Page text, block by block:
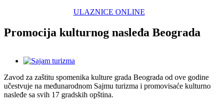
ULAZNICE ONLINE
Promocija kulturnog nasleđa Beograda
View
Image
Zavod za zaštitu spomenika kulture grada Beograda od ove godine
učestvuje na međunarodnom Sajmu turizma i promovisaće kulturno
nasleđe sa svih 17 gradskih opština.